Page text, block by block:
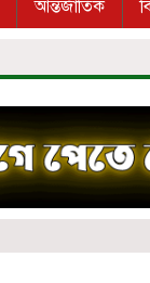
আন্তর্জাতিক